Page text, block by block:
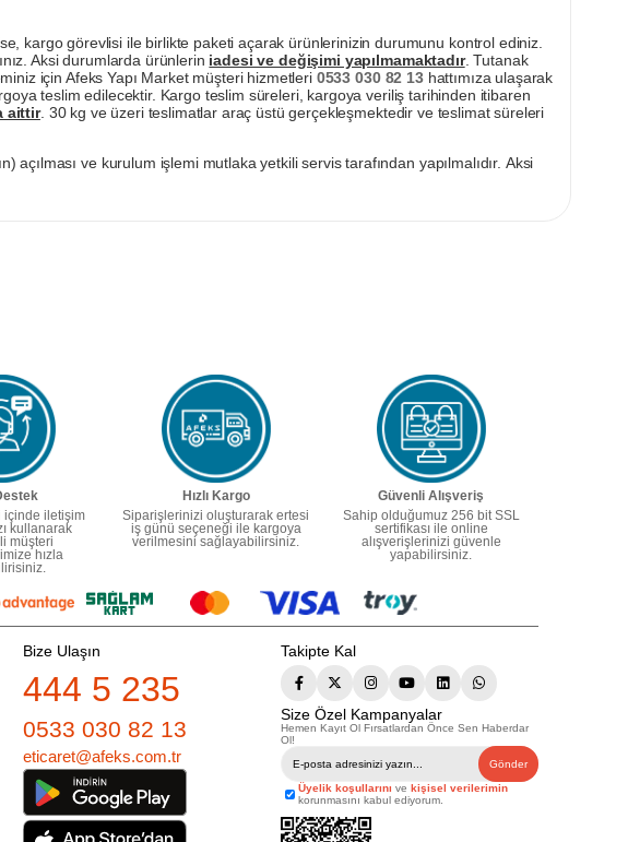
kargo görevlisi ile birlikte paketi açarak ürünlerinizin durumunu kontrol ediniz.
Aksi durumlarda ürünlerin iadesi ve değişimi yapılmamaktadır. Tutanak
için Afeks Yapı Market müşteri hizmetleri 0533 030 82 13hattımıza ulaşarak
teslim edilecektir. Kargo teslim süreleri, kargoya veriliş tarihinden itibaren
aittir. 30 kg ve üzeri teslimatlar araç üstü gerçekleşmektedir ve teslimat süreleri
açılması ve kurulum işlemi mutlaka yetkili servis tarafından yapılmalıdır. Aksi
içinde iletişim
kullanarak
müşteri
hızla
Hızlı Kargo
Siparişlerinizi oluşturarak ertesi
iş günü seçeneği ile kargoya
verilmesini sağlayabilirsiniz.
Güvenli Alışveriş
Sahip olduğumuz 256 bit SSL
sertifikası ile online
alışverişlerinizi güvenle
yapabilirsiniz.
Bize Ulaşın
444 5 235
0533 030 82 13
eticaret@afeks.com.tr
Takipte Kal
Size Özel Kampanyalar
Hemen Kayıt Ol Fırsatlardan Önce Sen Haberdar
Ol!
Gönder
Üyelik koşullarını ve kişisel verilerimin
korunmasını kabul ediyorum.